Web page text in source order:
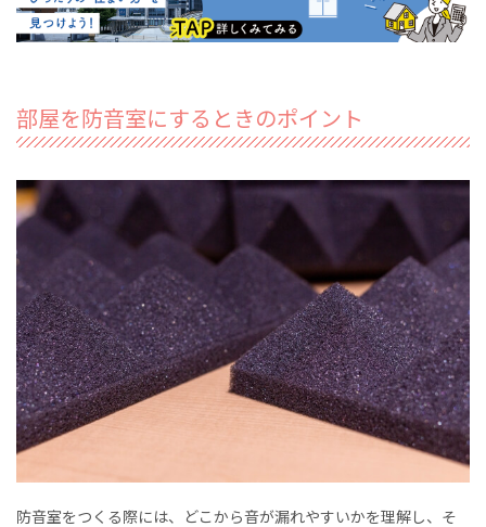
部屋を防音室にするときのポイント
防音室をつくる際には、どこから音が漏れやすいかを理解し、そ